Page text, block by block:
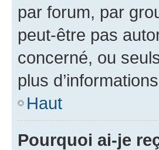
par forum, par
peut-être pas
concerné, ou
plus
Haut
Pourquoi ai-je